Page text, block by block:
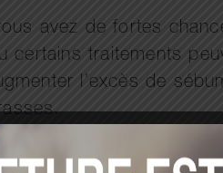
avez de fortes
traitements
l’excès de
et de graisses peut